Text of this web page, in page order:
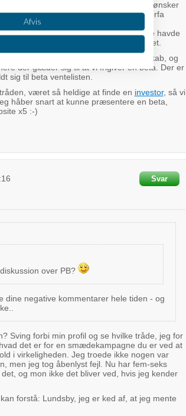
designere som vi ønsker
snakket om at holde mere formelle erfa
er også rigtigt god, men jeg vil gerne havde
måde kan folk lettere forholde sig til det.
vi gerne havde spredt det gode budskab, og
der glæder sig til at vi frigiver en beta. Der er
sig til beta ventelisten.
været så heldige at finde en investor, så vi
håber snart at kunne præsentere en beta,
x5 :-)
Svar
over PB?
negative kommentarer hele tiden - og
Sving forbi min profil og se hvilke tråde, jeg for
det er for en smædekampagne du er ved at
i virkeligheden. Jeg troede ikke nogen var
men jeg tog åbenlyst fejl. Nu har fem-seks
og mon ikke det bliver ved, hvis jeg kender
forstå: Lundsby, jeg er ked af, at jeg mente
forskellige
Afvis